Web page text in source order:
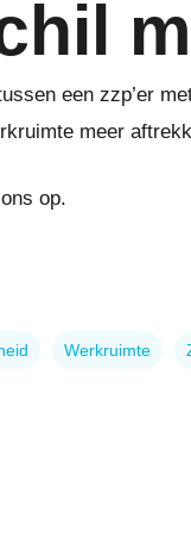
een zzp’er
meer
op.
Werkruimte